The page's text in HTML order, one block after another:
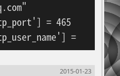
= 465
=
=
2015-01-23